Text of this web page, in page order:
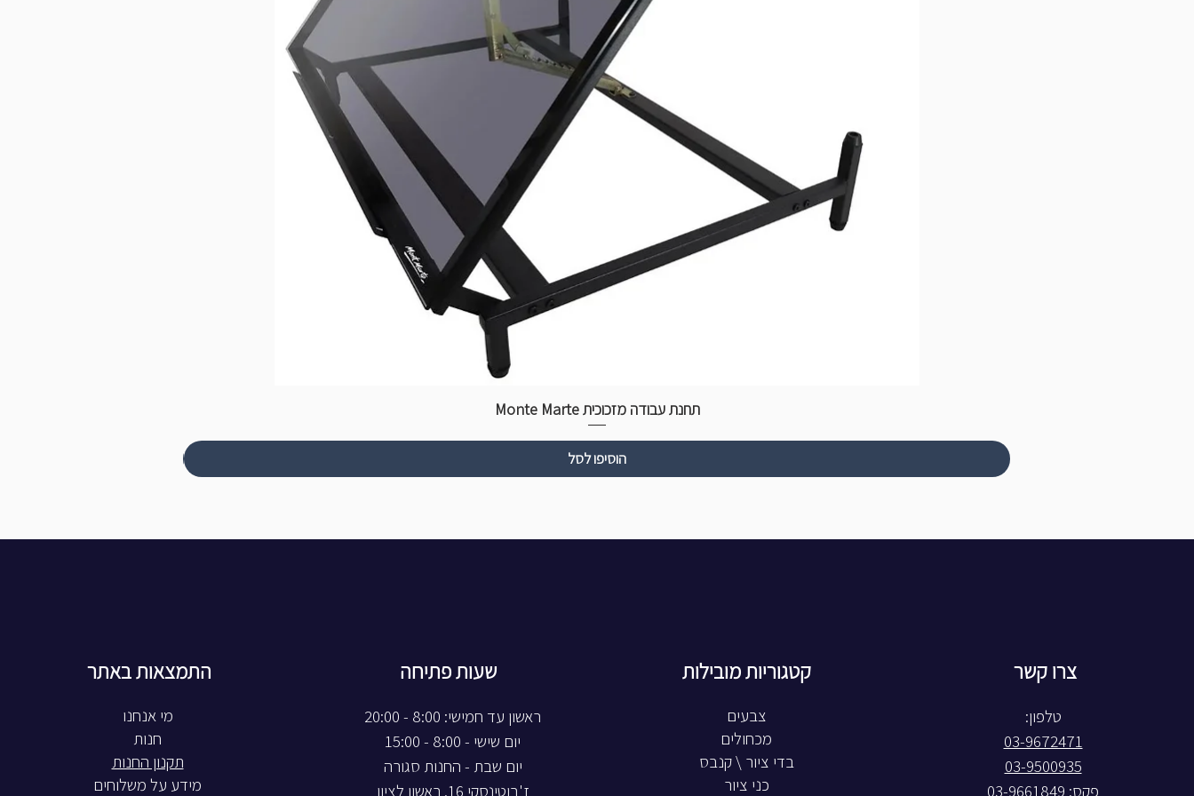
תחנת עבודה מזכוכית Monte Marte
הוסיפו לסל
התמצאות באתר
חנות
תקנון החנות
מידע על משלוחים
שעות פתיחה
ראשון עד חמישי: 8:00 - 20:00
יום שישי - 8:00 - 15:00
יום שבת - החנות סגורה
ז'בוטינסקי 16, ראשון לציון
קטגוריות מובילות
צבעים
מכחולים
בדי ציור \ קנבס
כני ציור
צרו קשר
טלפון:
03-9672471
03-9500935
פקס: 03-9661849